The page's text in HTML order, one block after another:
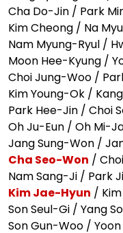
Cha Do-Jin / Park
Kim Cheong / Na
Nam Myung-Ryul /
Moon Hee-Kyung /
Choi Jung-Woo /
Kim Young-Ok /
Park Hee-Jin / Choi
Oh Ju-Eun / Oh Mi-
Jang Sung-Won /
Cha Seo-Won /
Nam Sang-Ji / Park
Kim Jae-Hyun /
Son Seul-Gi / Yang
Son Gun-Woo /